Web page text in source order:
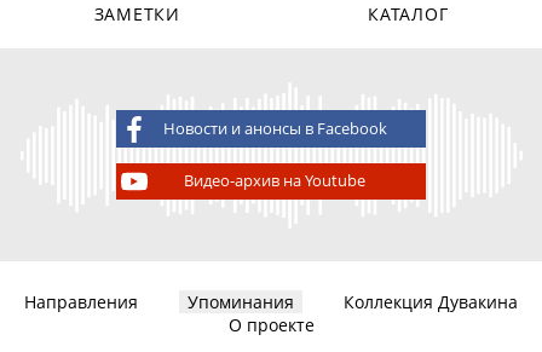
ЗАМЕТКИ
КАТАЛОГ
Новости и анонсы в Facebook
Видео-архив на Youtube
Направления Упоминания
Коллекция Дувакина
О проекте